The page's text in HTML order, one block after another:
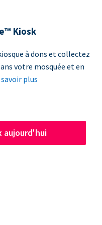
Kiosk
à dons et collectez
votre mosquée et en
savoir plus
aujourd'hui